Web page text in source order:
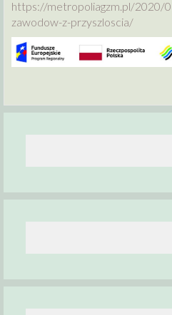
https://metropoliagzm.pl/2020/
zawodow-z-przyszloscia/